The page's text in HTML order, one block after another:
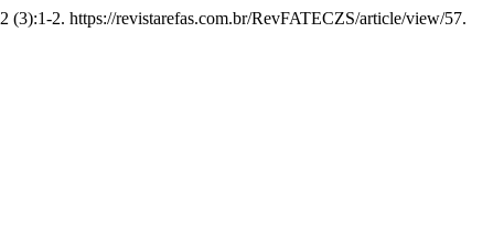
2 (3):1-2. https://revistarefas.com.br/RevFATECZS/article/view/57.